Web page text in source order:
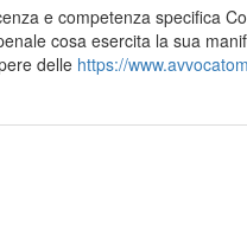
e competenza specifica
cosa esercita la sua
delle https://